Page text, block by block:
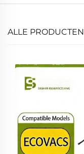
ALLE PRODUCTEN